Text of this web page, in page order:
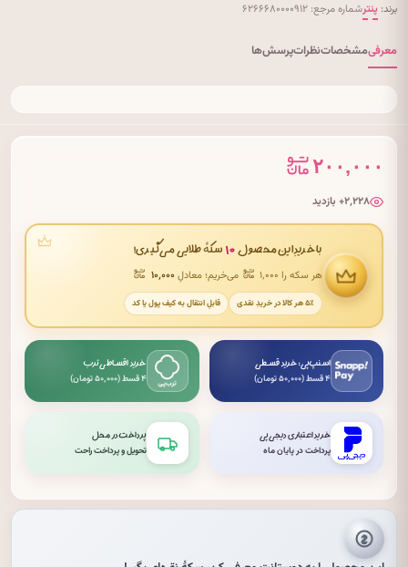
برند: پنترشماره مرجع: ۶۲۶۶۶۸۰۰۰۰۹۱۲
معرفیمشخصاتنظراتپرسش‌ها
۲۰۰,۰۰۰
۲٬۲۲۸+ بازدید
با خریدِ این محصول ۱۰ سکهٔ طلایی می‌گیری!
هر سکه را ۱٬۰۰۰ می‌خریم؛ معادلِ۱۰٬۰۰۰
۵٪ هر کالا در خریدِ نقدی قابلِ انتقال به کیف پول یا کد
اسنپ‌پی: خرید قسطی
۴ قسط (۵۰٬۰۰۰ تومان)
خرید اقساطی ترب
۴ قسط (۵۰٬۰۰۰ تومان)
خرید اعتباری دیجی‌پی
پرداخت در پایان ماه
پرداخت در محل
تحویل و پرداخت راحت